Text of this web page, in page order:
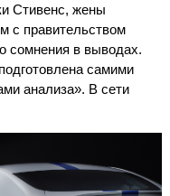
Стивенс, жены
с правительством
сомнения в выводах.
самими
анализа». В сети